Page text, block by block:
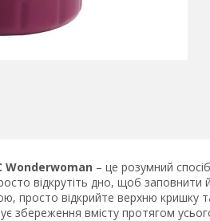
Wonderwoman – це розумний
відкрутіть дно, щоб
просто відкрийте верхню кришку
збереження вмісту протягом